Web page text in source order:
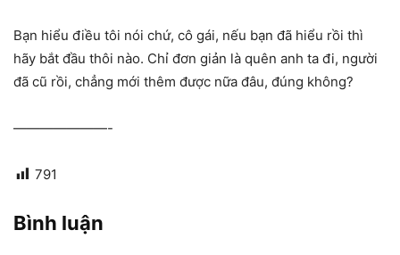
Bạn hiểu điều tôi nói chứ, cô gái, nếu bạn đã hiểu rồi thì
hãy bắt đầu thôi nào. Chỉ đơn giản là quên anh ta đi, người
đã cũ rồi, chẳng mới thêm được nữa đâu, đúng không?
———————-
791
Bình luận